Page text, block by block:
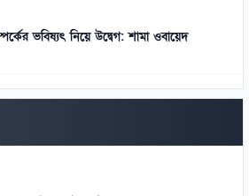
ভবিষ্যৎ নিয়ে উদ্বেগ: শামা ওবায়েদ
তদন্তে জাফর ইকবালসহ চারজনের নাম